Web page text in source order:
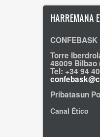
HARREMANA
CONFEBASK
Torre
48009 Bilbao
Tel: +34 94
Pribatasun
Canal Ético